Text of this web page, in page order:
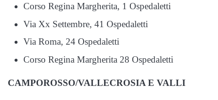
Corso Regina Margherita, 1 Ospedaletti
Via Xx Settembre, 41 Ospedaletti
Via Roma, 24 Ospedaletti
Corso Regina Margherita 28 Ospedaletti
CAMPOROSSO/VALLECROSIA E VALLI